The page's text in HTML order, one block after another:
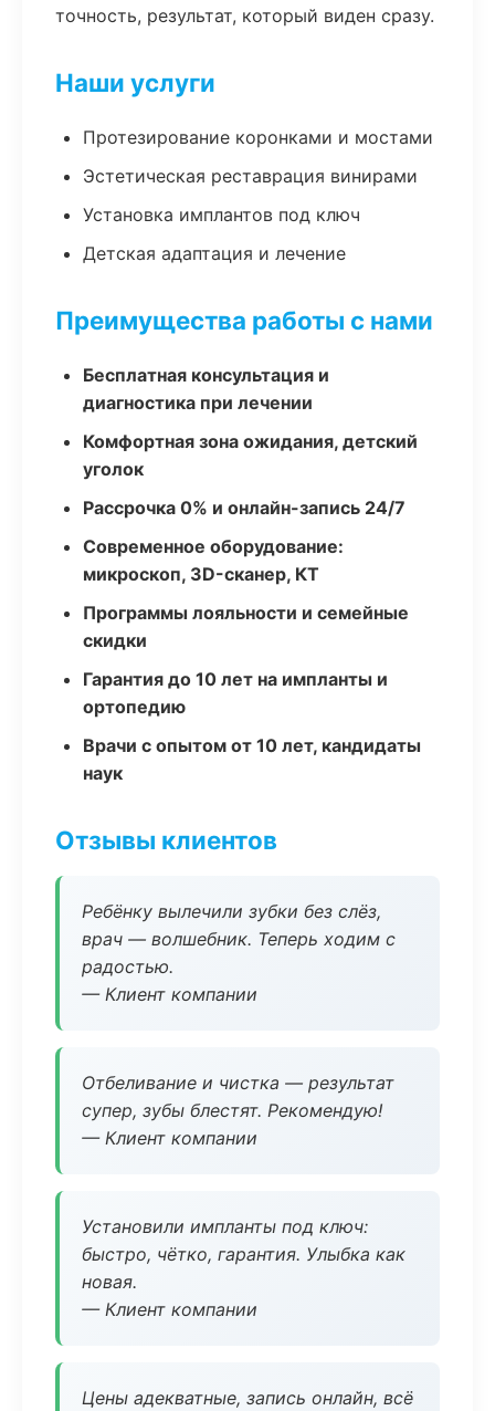
точность, результат, который виден сразу.
Наши услуги
Протезирование коронками и мостами
Эстетическая реставрация винирами
Установка имплантов под ключ
Детская адаптация и лечение
Преимущества работы с нами
Бесплатная консультация и
диагностика при лечении
Комфортная зона ожидания, детский
уголок
Рассрочка 0% и онлайн-запись 24/7
Современное оборудование:
микроскоп, 3D-сканер, КТ
Программы лояльности и семейные
скидки
Гарантия до 10 лет на импланты и
ортопедию
Врачи с опытом от 10 лет, кандидаты
наук
Отзывы клиентов
Ребёнку вылечили зубки без слёз,
врач — волшебник. Теперь ходим с
радостью.
— Клиент компании
Отбеливание и чистка — результат
супер, зубы блестят. Рекомендую!
— Клиент компании
Установили импланты под ключ:
быстро, чётко, гарантия. Улыбка как
новая.
— Клиент компании
Цены адекватные, запись онлайн, всё